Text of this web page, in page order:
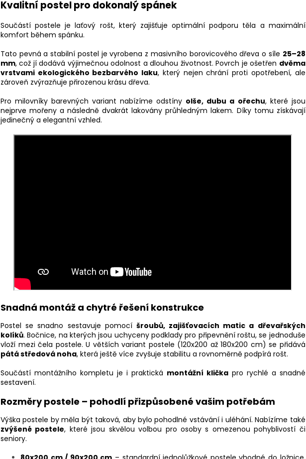
Kvalitní postel pro dokonalý spánek
Součástí postele je laťový rošt, který zajišťuje optimální podporu těla a maximální
komfort během spánku.
Tato pevná a stabilní postel je vyrobena z masivního borovicového dřeva o síle 25–28
mm, což jí dodává výjimečnou odolnost a dlouhou životnost. Povrch je ošetřen dvěma
vrstvami ekologického bezbarvého laku, který nejen chrání proti opotřebení, ale
zároveň zvýrazňuje přirozenou krásu dřeva.
Pro milovníky barevných variant nabízíme odstíny olše, dubu a ořechu, které jsou
nejprve mořeny a následně dvakrát lakovány průhledným lakem. Díky tomu získávají
jedinečný a elegantní vzhled.
Snadná montáž a chytré řešení konstrukce
Postel se snadno sestavuje pomocí šroubů, zajišťovacích matic a dřevařských
kolíků. Bočnice, na kterých jsou uchyceny podklady pro připevnění roštu, se jednoduše
vloží mezi čela postele. U větších variant postele (120x200 až 180x200 cm) se přidává
pátá středová noha, která ještě více zvyšuje stabilitu a rovnoměrně podpírá rošt.
Součástí montážního kompletu je i praktická montážní kličkapro rychlé a snadné
sestavení.
Rozměry postele – pohodlí přizpůsobené vašim potřebám
Výška postele by měla být taková, aby bylo pohodlné vstávání i uléhání. Nabízíme také
zvýšené postele, které jsou skvělou volbou pro osoby s omezenou pohyblivostí či
seniory.